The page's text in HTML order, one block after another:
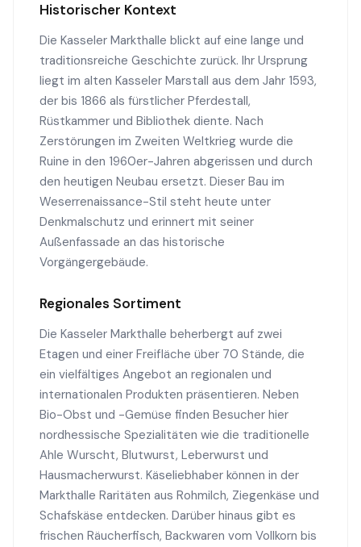
Historischer Kontext
Die Kasseler Markthalle blickt auf eine lange und
traditionsreiche Geschichte zurück. Ihr Ursprung
liegt im alten Kasseler Marstall aus dem Jahr 1593,
der bis 1866 als fürstlicher Pferdestall,
Rüstkammer und Bibliothek diente. Nach
Zerstörungen im Zweiten Weltkrieg wurde die
Ruine in den 1960er-Jahren abgerissen und durch
den heutigen Neubau ersetzt. Dieser Bau im
Weserrenaissance-Stil steht heute unter
Denkmalschutz und erinnert mit seiner
Außenfassade an das historische
Vorgängergebäude.
Regionales Sortiment
Die Kasseler Markthalle beherbergt auf zwei
Etagen und einer Freifläche über 70 Stände, die
ein vielfältiges Angebot an regionalen und
internationalen Produkten präsentieren. Neben
Bio-Obst und -Gemüse finden Besucher hier
nordhessische Spezialitäten wie die traditionelle
Ahle Wurscht, Blutwurst, Leberwurst und
Hausmacherwurst. Käseliebhaber können in der
Markthalle Raritäten aus Rohmilch, Ziegenkäse und
Schafskäse entdecken. Darüber hinaus gibt es
frischen Räucherfisch, Backwaren vom Vollkorn bis